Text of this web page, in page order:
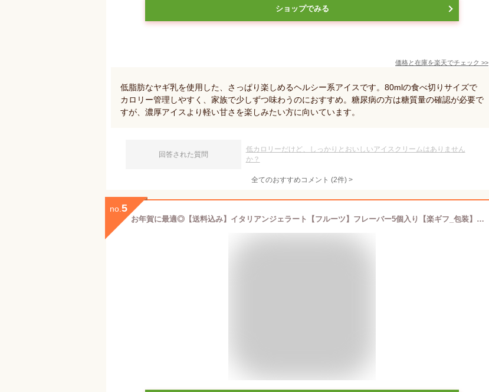
ショップでみる
価格と在庫を楽天でチェック >>
低脂肪なヤギ乳を使用した、さっぱり楽しめるヘルシー系アイスです。80mlの食べ切りサイズで
カロリー管理しやすく、家族で少しずつ味わうのにおすすめ。糖尿病の方は糖質量の確認が必要で
すが、濃厚アイスより軽い甘さを楽しみたい方に向いています。
回答された質問
低カロリーだけど、しっかりとおいしいアイスクリームはありません
か？
全てのおすすめコメント (2件) >
no. 5
お年賀に最適◎【送料込み】イタリアンジェラート【フルーツ】フレーバー5個入り【楽ギフ_包装】アイス